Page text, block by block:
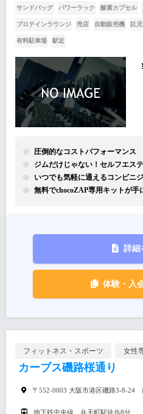
サンドバッグ パワーラック 酸素カプセル
プロテインラウンジ 売店 自動販売機 託
有料駐車場 駅近
圧倒的なコストパフォーマンス
ジムだけじゃない！セルフエス
いつでも気軽に通えるコンビニ
無料でchocoZAP専用キットが手
詳細
体験・入
フィットネス・スポーツ 女性
カーブス磯路桜通り
〒552-0003 大阪市港区磯路3-8-24
地下鉄中央線 弁天町駅徒歩8分